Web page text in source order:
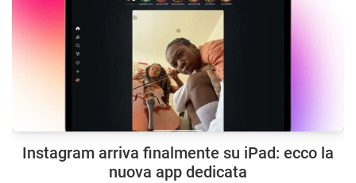
Instagram arriva finalmente su iPad: ecco la
nuova app dedicata